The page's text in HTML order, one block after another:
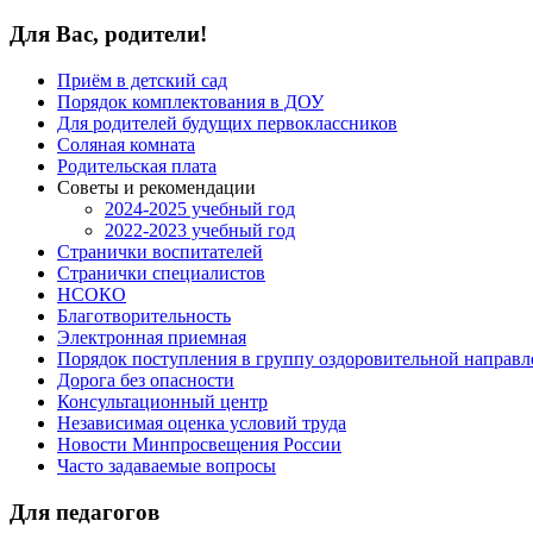
Для Вас, родители!
Приём в детский сад
Порядок комплектования в ДОУ
Для родителей будущих первоклассников
Соляная комната
Родительская плата
Советы и рекомендации
2024-2025 учебный год
2022-2023 учебный год
Странички воспитателей
Странички специалистов
НСОКО
Благотворительность
Электронная приемная
Порядок поступления в группу оздоровительной
Дорога без опасности
Консультационный центр
Независимая оценка условий труда
Новости Минпросвещения России
Часто задаваемые вопросы
Для педагогов